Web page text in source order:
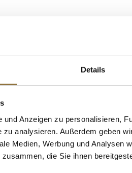
Details
Anzeigen zu personalisieren,
zu analysieren. Außerdem geben
Medien, Werbung und Analysen
die Sie ihnen